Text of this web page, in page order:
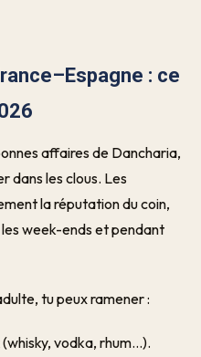
: ce
affaires de Dancharia,
dans les clous. Les
la réputation du coin,
week-ends et pendant
tu peux ramener :
(whisky, vodka, rhum…).